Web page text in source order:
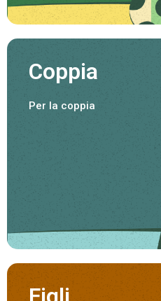
Coppia
Per la coppia